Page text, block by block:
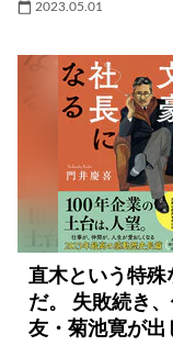
2023.05.01
直木という特殊
だ。 失敗続き
友・菊池寛が出